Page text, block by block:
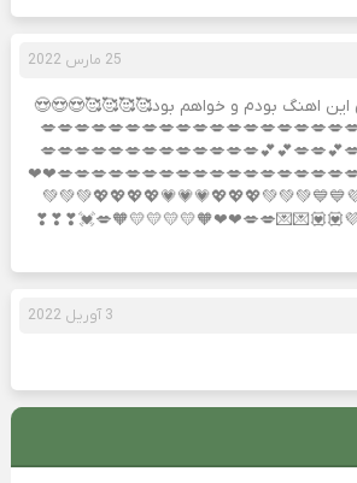
25 مارس 2022
این اهنگ بودم و خواهم بود🥰🥰🥰🥰😍😍😍
3 آوریل 2022